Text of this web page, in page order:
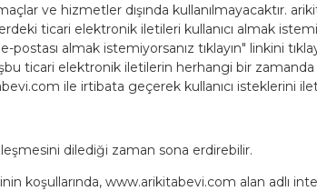
ve hizmetler dışında kullanılmayacaktır.
ticari elektronik iletileri kullanıcı almak
almak istemiyorsanız tıklayın" linkini
ticari elektronik iletilerin herhangi bir
ile irtibata geçerek kullanıcı isteklerini
dilediği zaman sona erdirebilir.
koşullarında, www.arikitabevi.com alan adlı